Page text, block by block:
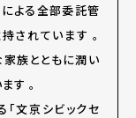
よる全部委託管
されています 。
家族とともに潤い
ます。
文京シビックセ